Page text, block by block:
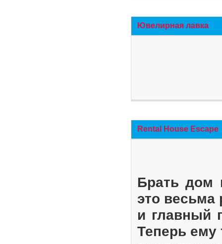
Ювелирная лавка
Rental House Escape
Брать дом
это весьма
и главный
Теперь ему